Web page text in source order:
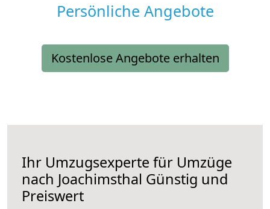
Persönliche Angebote
Kostenlose Angebote erhalten
Ihr Umzugsexperte für Umzüge
nach Joachimsthal Günstig und
Preiswert